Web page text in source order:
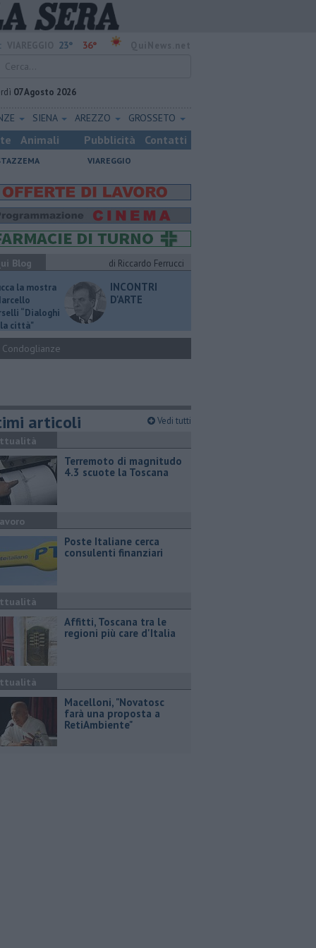
23° 36°
07 Agosto 2026
SIENA AREZZO GROSSETO
Animali Pubblicità Contatti
VIAREGGIO
Blog
di Riccardo Ferrucci
la mostra
“Dialoghi
città"
INCONTRI
D'ARTE
Condoglianze
articoli Vedi tutti
Terremoto di magnitudo
4.3 scuote la Toscana
Poste Italiane cerca
consulenti finanziari
Affitti, Toscana tra le
regioni più care d'Italia
Macelloni, "Novatosc
farà una proposta a
RetiAmbiente"